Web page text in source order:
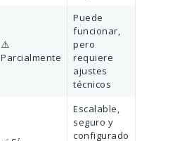
⚠️
Parcialmente
Puede
funcionar,
pero
requiere
ajustes
técnicos
Escalable,
seguro y
configurado